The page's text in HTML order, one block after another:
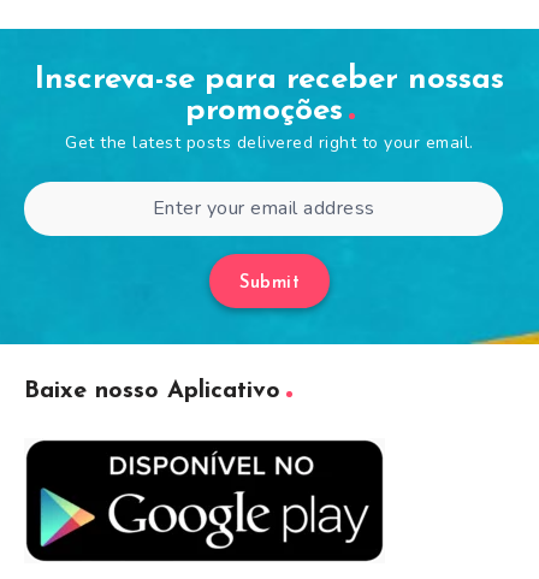
Inscreva-se para receber nossas
promoções
Get the latest posts delivered right to your email.
Submit
Baixe nosso Aplicativo